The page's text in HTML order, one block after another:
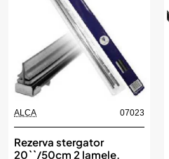
ALCA 07023
Rezerva stergator
20``/50cm 2 lamele,